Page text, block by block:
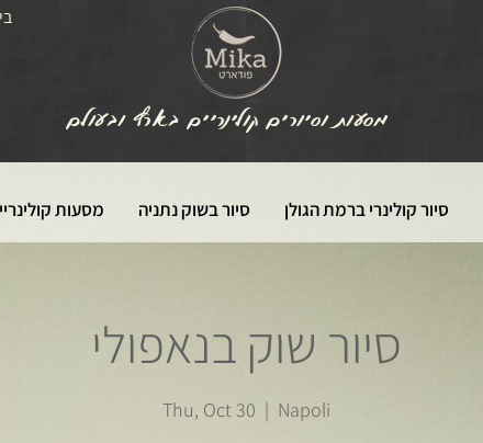
מסעות וסיורים קולינריים בארץ ובעולם
סיור קולינרי ברמת הגולן סיור בשוק נתניה מסעות
סיור שוק בנאפולי
Thu, Oct 30
  |
Napoli